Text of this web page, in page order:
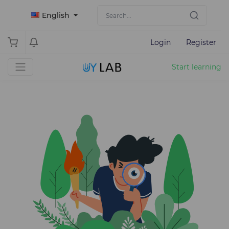
English
Login Register
Start learning